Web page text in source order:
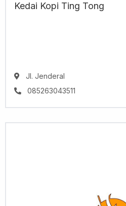
Kedai Kopi Ting Tong
Jl. Jenderal
085263043511